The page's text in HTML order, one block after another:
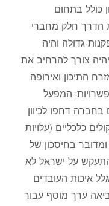
כולל בתחום
הדרך חלק מחברי
גדולה והיה
יהיה צורך להרחיב את
התיכון ואירופה.
המפעל
דחפו לכיוון
כלכליים (עלויות
בחיסכון של
התעקש על ישראל לא
איכות העובדים
ערך מוסף עבור